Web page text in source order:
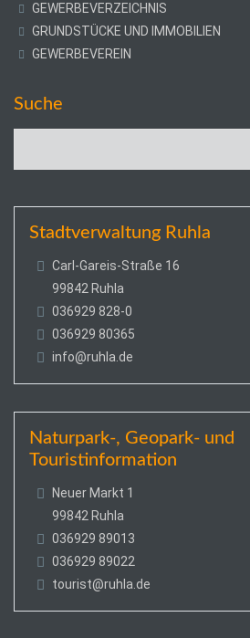
GEWERBEVERZEICHNIS
GRUNDSTÜCKE UND IMMOBILIEN
GEWERBEVEREIN
Suche
Stadtverwaltung Ruhla
Carl-Gareis-Straße 16
99842 Ruhla
036929 828-0
036929 80365
info@ruhla.de
Naturpark-, Geopark- und
Touristinformation
Neuer Markt 1
99842 Ruhla
036929 89013
036929 89022
tourist@ruhla.de